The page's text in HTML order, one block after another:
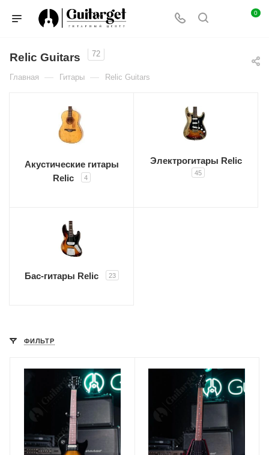
0
Relic Guitars 72
Главная — Гитары — Relic Guitars
Акустические гитары
Relic
4
Электрогитары Relic
45
Бас-гитары Relic 23
ФИЛЬТР